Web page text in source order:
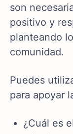
son
positivo y
planteando
comunidad.
Puedes
para apoyar
¿Cuál es